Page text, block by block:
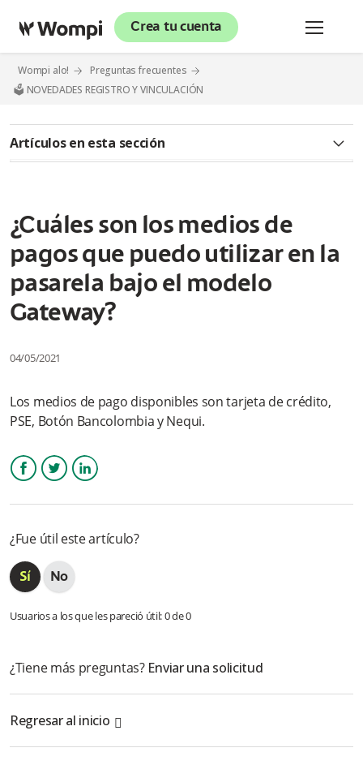
Crea tu cuenta
Wompi alo!
Preguntas frecuentes
🗳️ NOVEDADES REGISTRO Y VINCULACIÓN
Artículos en esta sección
¿Qué es el Modelo Negocios (Agregador)?
¿Cómo es el proceso de vinculación a la pasarela de pago?
No he podido culminar el formulario de vinculación, me arroja
el siguiente error: El campo NIT no es válido. ¿Qué puedo
hacer?
Estoy realizando mi registro en la pasarela, pero me sale la
No pude terminar mi registro, ¿cómo puedo verificarlo?
registrarme?
Si la actividad económica cambió, ¿Qué se debe hacer para
¿Es requisito integrarse a los medios de pago para vincularse
¿Cuáles son los medios de
pagos que puedo utilizar en la
pasarela bajo el modelo
Gateway?
04/05/2021
Los medios de pago disponibles son tarjeta de crédito,
PSE, Botón Bancolombia y Nequi.
¿Fue útil este artículo?
Usuarios a los que les pareció útil: 0 de 0
¿Tiene más preguntas? Enviar una solicitud
Regresar al inicio